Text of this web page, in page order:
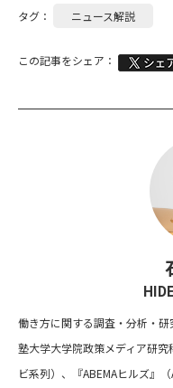
タグ： ニュース解説
この記事をシェア：
働き方に関する調査・分析・
塾大学大学院政策メディア研
ビ系列）、『ABEMAヒルズ』